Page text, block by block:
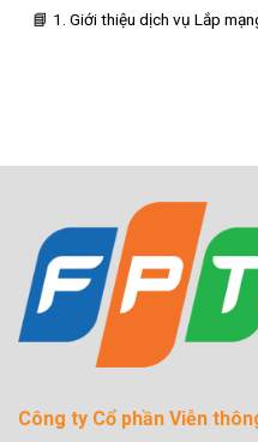
📘 1. Giới thiệu dịch vụ Lắp
Công ty Cổ phần Viễn